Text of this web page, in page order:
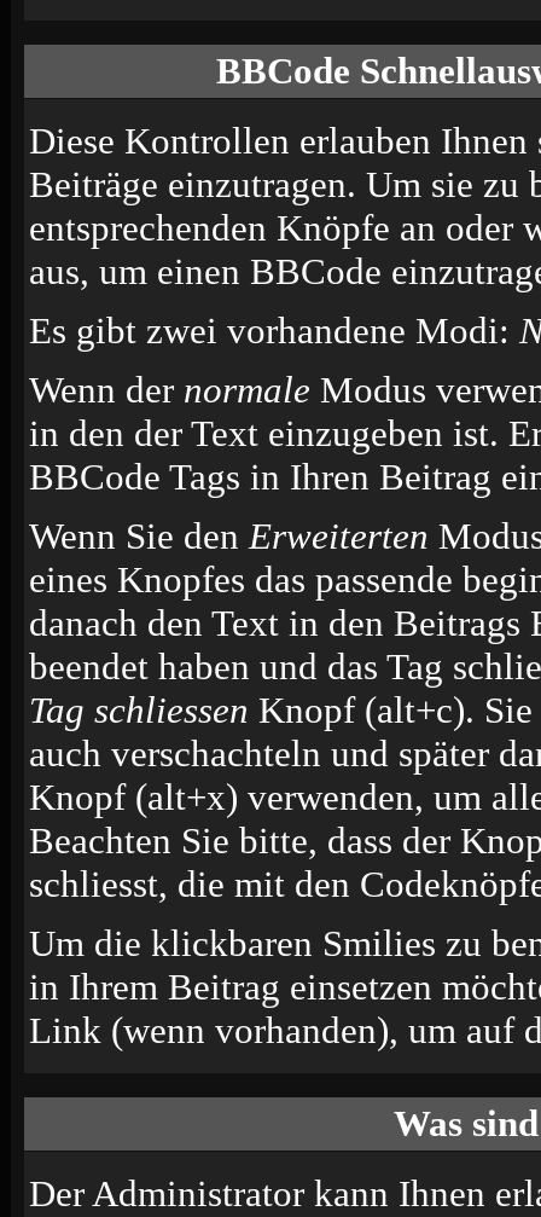
BBCode
Diese Kontrollen erlauben
Beiträge einzutragen. Um sie zu
entsprechenden Knöpfe an oder
aus, um einen BBCode
Es gibt zwei vorhandene Modi:
Wenn der normale Modus
in den der Text einzugeben ist.
BBCode Tags in Ihren Beitrag
Wenn Sie denErweiterten
eines Knopfes das passende
danach den Text in den Beitrags
beendet haben und das Tag
Tag schliessen Knopf (alt+c).
auch verschachteln und später
Knopf (alt+x) verwenden, um
Beachten Sie bitte, dass der
schliesst, die mit den
Um die klickbaren Smilies zu
in Ihrem Beitrag einsetzen
Link (wenn vorhanden), um auf
Was
Der Administrator kann Ihnen